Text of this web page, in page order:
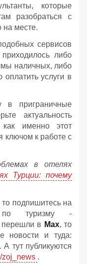
которые
разобраться с
на месте.
сервисов
либо
наличных, либо
оплатить услуги в
в приграничные
актуальность
именно этот
ключом к работе с
в отелях
Турции: почему
то подпишитесь на
туризму -
в Мах, то
новости и туда:
. А тут публикуются
zoj_news .